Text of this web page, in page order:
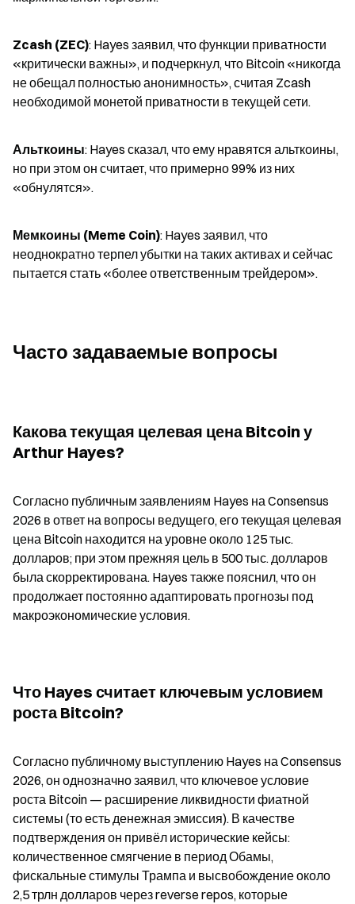
Zcash (ZEC): Hayes заявил, что функции приватности
«критически важны», и подчеркнул, что Bitcoin «никогда
не обещал полностью анонимность», считая Zcash
необходимой монетой приватности в текущей сети.
Альткоины: Hayes сказал, что ему нравятся альткоины,
но при этом он считает, что примерно 99% из них
«обнулятся».
Мемкоины (Meme Coin): Hayes заявил, что
неоднократно терпел убытки на таких активах и сейчас
пытается стать «более ответственным трейдером».
Часто задаваемые вопросы
Какова текущая целевая цена Bitcoin у
Arthur Hayes?
Согласно публичным заявлениям Hayes на Consensus
2026 в ответ на вопросы ведущего, его текущая целевая
цена Bitcoin находится на уровне около 125 тыс.
долларов; при этом прежняя цель в 500 тыс. долларов
была скорректирована. Hayes также пояснил, что он
продолжает постоянно адаптировать прогнозы под
макроэкономические условия.
Что Hayes считает ключевым условием
роста Bitcoin?
Согласно публичному выступлению Hayes на Consensus
2026, он однозначно заявил, что ключевое условие
роста Bitcoin — расширение ликвидности фиатной
системы (то есть денежная эмиссия). В качестве
подтверждения он привёл исторические кейсы:
количественное смягчение в период Обамы,
фискальные стимулы Трампа и высвобождение около
2,5 трлн долларов через reverse repos, которые